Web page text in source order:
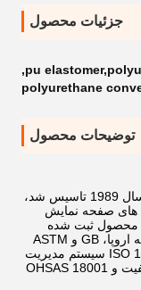
جزئیات محصول
pu
,
polyurethane
توضیحات محصول
که در سال 1989 تاسیس شد،
های صفحه نمایش
اختصاص داده شده است.این شرکت دارای 18 محصول ثبت شده
است که همه آنها مطابق با استانداردهای اتحادیه اروپا، GB و ASTM
بوده اند.این شرکت دارای گواهینامه های ISO 14001 سیستم مدیریت
زیست محیطی، ISO 9001 سیستم مدیریت کیفیت و OHSAS 18001